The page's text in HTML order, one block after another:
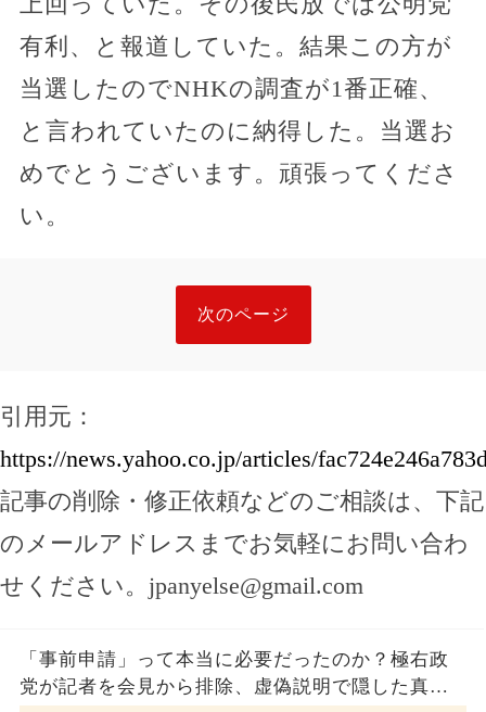
有利、と報道していた。結果この方が
当選したのでNHKの調査が1番正確、
と言われていたのに納得した。当選お
めでとうございます。頑張ってくださ
い。
次のページ
引用元：
https://news.yahoo.co.jp/articles/
記事の削除・修正依頼などのご相談は、下記
のメールアドレスまでお気軽にお問い合わ
せください。 jpanyelse@gmail.com
「事前申請」って本当に必要だったのか？極右政
党が記者を会見から排除、虚偽説明で隠した真実